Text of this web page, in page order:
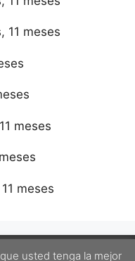
11 meses
meses
meses
usted tenga la mejor